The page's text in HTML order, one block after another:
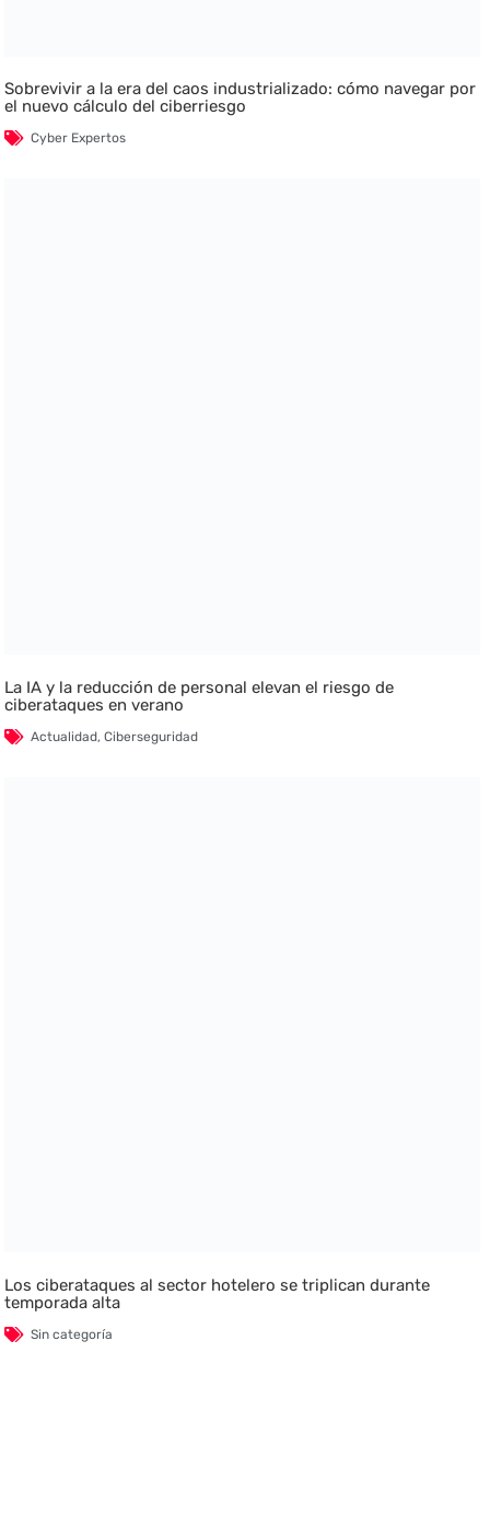
Sobrevivir a la era del caos industrializado: cómo navegar por
el nuevo cálculo del ciberriesgo
Cyber Expertos
La IA y la reducción de personal elevan el riesgo de
ciberataques en verano
Actualidad,Ciberseguridad
Los ciberataques al sector hotelero se triplican durante
temporada alta
Sin categoría